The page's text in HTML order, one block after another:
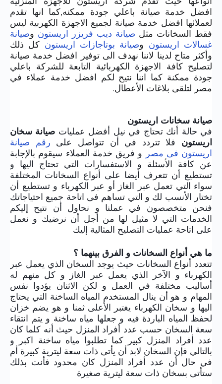
افضل خدمة صيانة باعلي جودة ممكنه,كما انها تقدم
لعملائها افضل خدمة صيانة لجميع الاجهزة الكهربية ليس
فقط السخانات مثل صيانة ديب فريزر اريستون وصيانة
غسالات اريستون وصيانة بوتاجازات اريستون كل ذلك
وأكثر متاح لدينا لاننا نهدف الى توفير افضل خدمة صيانة
لتصليح كافة الاجهزة الكهربائية التابعة للشركة باعلي
جودة ممكنة كما اننا نتيح لكم افضل خدمة عملاء في
مصر لتلقى بلاغات الأعطال.
صيانة سخانات اريستون
في حالة أنك تحتاج في نيل أفضل عمليات صيانة سخان
اريستون فلا تتردد في أن تتواصل على رقم صيانة
اريستون فى مصر و فريق خدمة العملاء سيقوم بالإجابة
عن كافة الأسئلة و الاستفسارات التي تحتاج اليها و
تستطيع أن تتعرف أيضا على أنواع السخانات المختلفة
سواء التي تعمل عبر الغاز أو عبر الكهرباء و تستطيع أن
تختار الأنسب لك و التي تساهم فى اتاحة جميع احتياجاتك
فنحن متخصصون في عملنا و نحاول أن نتيح إليكم
الخدمات التي لا مثيل لها من أجل أن نرضيك و نعمل
على اتاحة عمليات التصليح المثالية إليك
ما هي أنواع السخانات و الفرق بينهما ؟
تتعدد أنواع السخانات حيث يوجد السخان الذي يعمل عبر
الكهرباء و الآخر الذي يعمل عبر الغاز و كل منهم له
أساليب مختلفة في العمل و لكن الاثنان يؤدوا نفس
المهام و هو أن ينال المستخدم المياه الساخنة التي يحتاج
اليها و سخان الكهرباء يغتبر الأعلى ثمنا و هو يضم خزان
لحفظ المياه الباردة فيه و جعلها مياه ساخنة و يتم انتقاء
سعة السخان حسب عدد أفراد المنزل حيث أنه كلما كان
عدد أفراد المنزل كبير كما تطلبوا مياه ساخنة اكبر و
بالتالي فإن السخان لابد أن يأتى ذات سعة ليترية كبيرة أم
في حال أن عدد أفراد المنزل كان محدود فأنت بذلك
ستأتى بسخان ذات سعة ليترية صغيرة